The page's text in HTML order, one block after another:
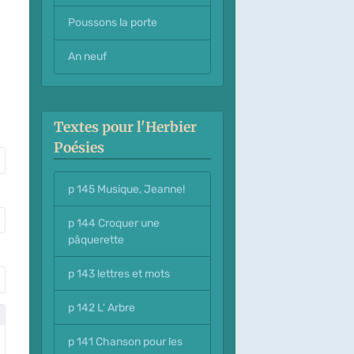
Poussons la porte
An neuf
Textes pour l'Herbier
Poésies
p 145 Musique, Jeanne!
p 144 Croquer une
pâquerette
p 143 lettres et mots
p 142 L' Arbre
p 141 Chanson pour les